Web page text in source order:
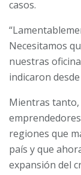
casos.
Necesitamos
nuestras
indicaron
Mientras
regiones que
país y que
expansión del